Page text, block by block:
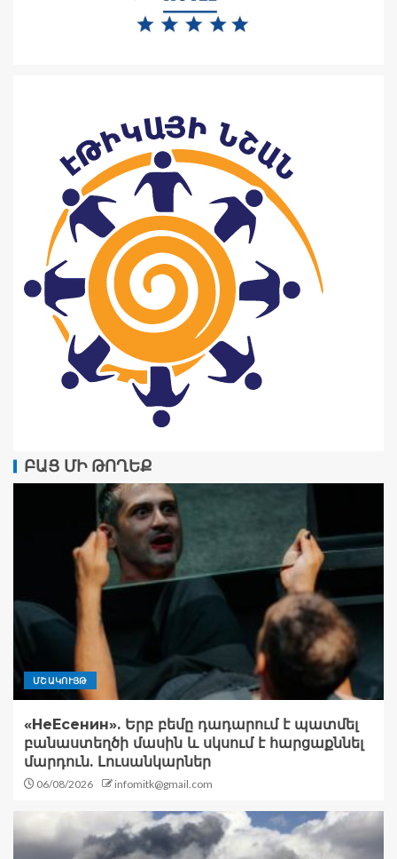
ԲԱՑ ՄԻ ԹՈՂԵՔ
ՄՇԱԿՈՒՅԹ
«НеЕсенин». Երբ բեմը դադարում է պատմել
բանաստեղծի մասին և սկսում է հարցաքննել
մարդուն. Լուսանկարներ
06/08/2026 infomitk@gmail.com